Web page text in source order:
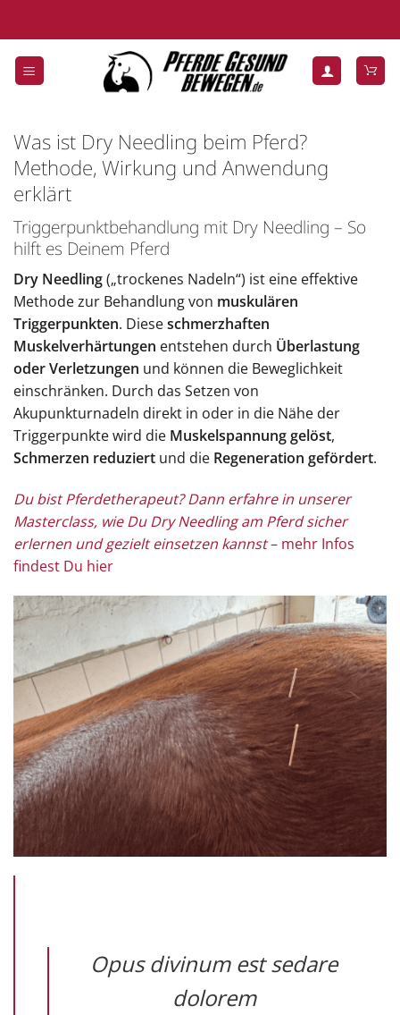
springen
Was ist Dry Needling beim Pferd?
Methode, Wirkung und Anwendung
erklärt
Triggerpunktbehandlung mit Dry Needling – So
hilft es Deinem Pferd
Dry Needling(„trockenes Nadeln“) ist eine effektive
Methode zur Behandlung von muskulären
Triggerpunkten. Dieseschmerzhaften
Muskelverhärtungen entstehen durch Überlastung
oder Verletzungen und können die Beweglichkeit
einschränken. Durch das Setzen von
Akupunkturnadeln direkt in oder in die Nähe der
Triggerpunkte wird die Muskelspannung gelöst,
Schmerzen reduziert und die Regeneration gefördert.
Du bist Pferdetherapeut? Dann erfahre in unserer
Masterclass, wie Du Dry Needling am Pferd sicher
erlernen und gezielt einsetzen kannst– mehr Infos
findest Du hier
Opus divinum est sedare
dolorem